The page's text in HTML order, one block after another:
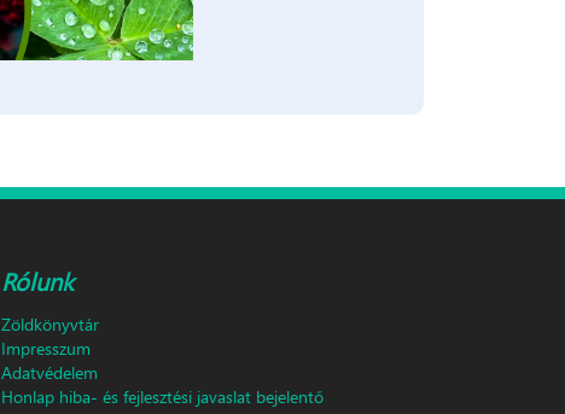
Rólunk
Zöldkönyvtár
Impresszum
Adatvédelem
Honlap hiba- és fejlesztési javaslat bejelentő